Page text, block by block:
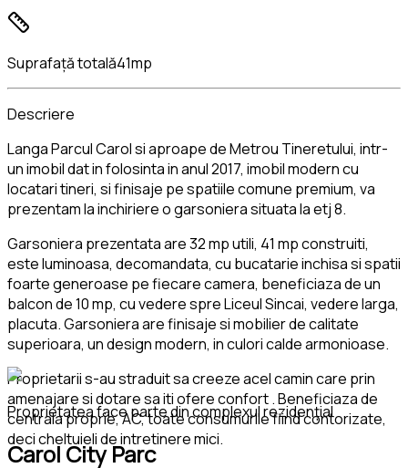
Suprafață totală41mp
Descriere
Langa Parcul Carol si aproape de Metrou Tineretului, intr-
un imobil dat in folosinta in anul 2017, imobil modern cu
locatari tineri, si finisaje pe spatiile comune premium, va
prezentam la inchiriere o garsoniera situata la etj 8.
Garsoniera prezentata are 32 mp utili, 41 mp construiti,
este luminoasa, decomandata, cu bucatarie inchisa si spatii
foarte generoase pe fiecare camera, beneficiaza de un
balcon de 10 mp, cu vedere spre Liceul Sincai, vedere larga,
placuta. Garsoniera are finisaje si mobilier de calitate
superioara, un design modern, in culori calde armonioase.
Proprietarii s-au straduit sa creeze acel camin care prin
amenajare si dotare sa iti ofere confort . Beneficiaza de
centrala proprie, AC, toate consumurile fiind contorizate,
deci cheltuieli de intretinere mici.
Proprietatea face parte din complexul rezidențial
Carol City Parc